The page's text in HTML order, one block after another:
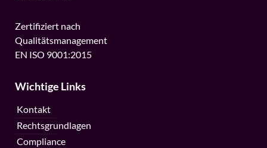
Zertifiziert nach
Qualitätsmanagement
EN ISO 9001:2015
Wichtige Links
Kontakt
Rechtsgrundlagen
Compliance